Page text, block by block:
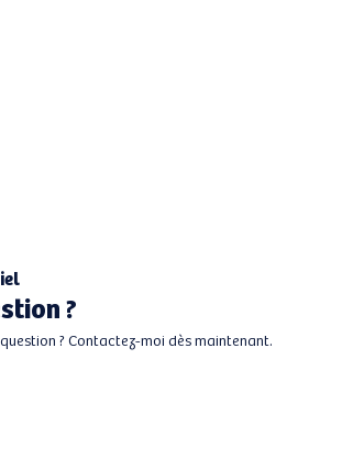
?
? Contactez-moi dès maintenant.